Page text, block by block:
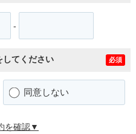
-
してください 必須
同意しない
を確認▼